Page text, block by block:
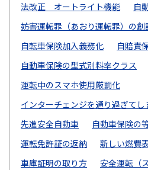
法改正 オートライト機能
自
妨害運転罪（あおり運転罪）の創
自転車保険加入義務化
自賠責
自動車保険の型式別料率クラス
運転中のスマホ使用厳罰化
インターチェンジを通り過ぎてし
先進安全自動車
自動車保険の
運転免許証の返納
新しい燃費
車庫証明の取り方
安全運転（